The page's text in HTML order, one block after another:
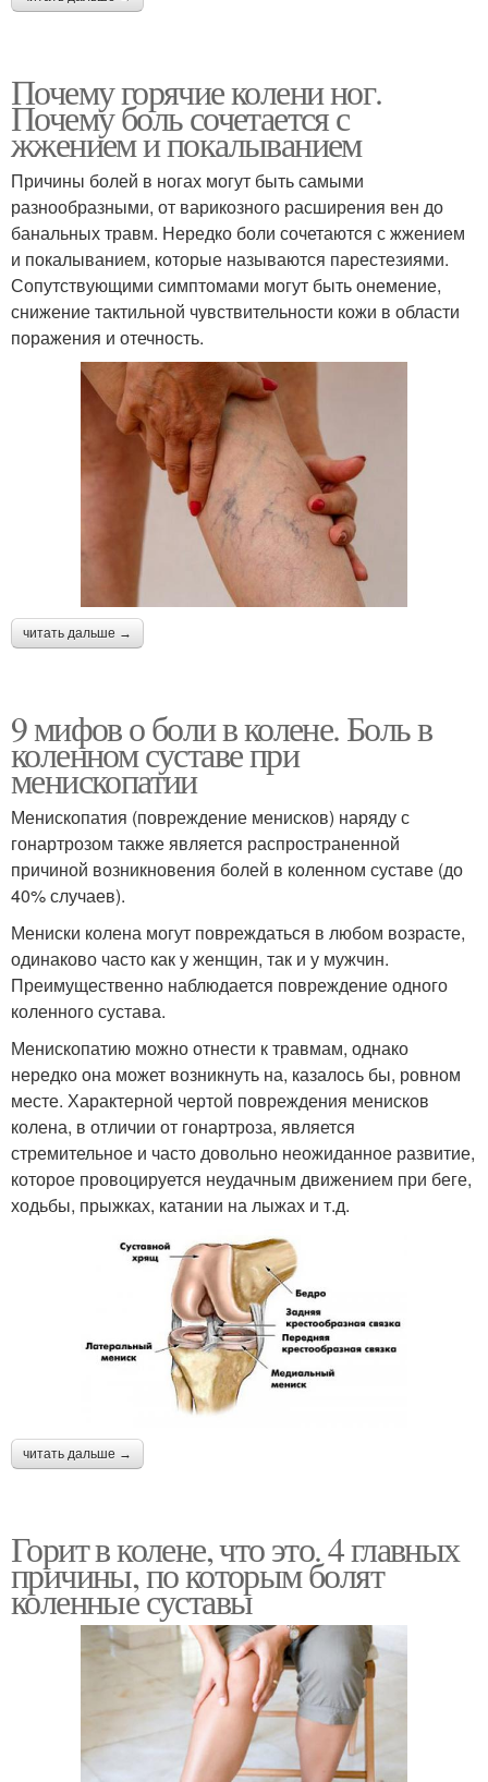
Почему горячие колени ног.
Почему боль сочетается с
жжением и покалыванием
Причины болей в ногах могут быть самыми
разнообразными, от варикозного расширения вен до
банальных травм. Нередко боли сочетаются с жжением
и покалыванием, которые называются парестезиями.
Сопутствующими симптомами могут быть онемение,
снижение тактильной чувствительности кожи в области
поражения и отечность.
читать дальше →
9 мифов о боли в колене. Боль в
коленном суставе при
менископатии
Менископатия (повреждение менисков) наряду с
гонартрозом также является распространенной
причиной возникновения болей в коленном суставе (до
40% случаев).
Мениски колена могут повреждаться в любом возрасте,
одинаково часто как у женщин, так и у мужчин.
Преимущественно наблюдается повреждение одного
коленного сустава.
Менископатию можно отнести к травмам, однако
нередко она может возникнуть на, казалось бы, ровном
месте. Характерной чертой повреждения менисков
колена, в отличии от гонартроза, является
стремительное и часто довольно неожиданное развитие,
которое провоцируется неудачным движением при беге,
ходьбы, прыжках, катании на лыжах и т.д.
читать дальше →
Горит в колене, что это. 4 главных
причины, по которым болят
коленные суставы